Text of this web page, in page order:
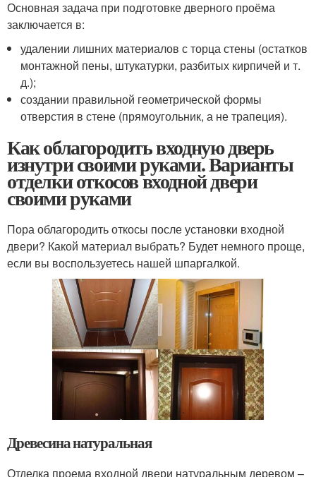
Основная задача при подготовке дверного проёма
заключается в:
удалении лишних материалов с торца стены (остатков
монтажной пены, штукатурки, разбитых кирпичей и т.
д.);
создании правильной геометрической формы
отверстия в стене (прямоугольник, а не трапеция).
Как облагородить входную дверь
изнутри своими руками. Варианты
отделки откосов входной двери
своими руками
Пора облагородить откосы после установки входной
двери? Какой материал выбрать? Будет немного проще,
если вы воспользуетесь нашей шпаргалкой.
Древесина натуральная
Отделка проема входной двери натуральным деревом –